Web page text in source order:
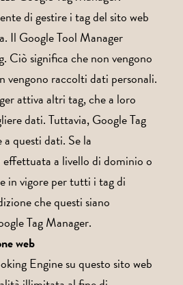
di gestire i tag del sito web
Il Google Tool Manager
Ciò significa che non vengono
vengono raccolti dati personali.
attiva altri tag, che a loro
dati. Tuttavia, Google Tag
questi dati. Se la
effettuata a livello di dominio o
in vigore per tutti i tag di
che questi siano
Tag Manager.
web
Engine su questo sito web